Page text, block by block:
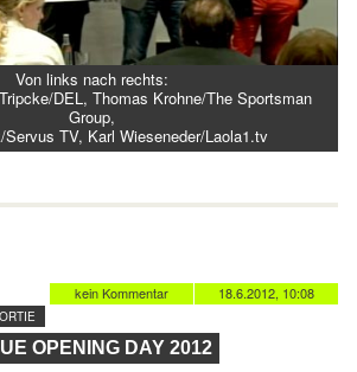
Von links nach rechts:
DEL, Thomas Krohne/The Sportsman
Group,
Servus TV, Karl Wieseneder/Laola1.tv
18.6.2012, 10:08
kein Kommentar
OPENING DAY 2012